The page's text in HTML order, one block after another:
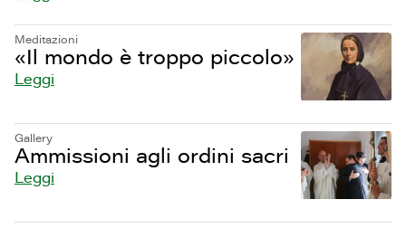
Meditazioni
«Il mondo è troppo piccolo»
Leggi
Gallery
Ammissioni agli ordini sacri
Leggi